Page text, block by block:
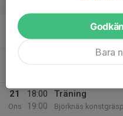
19
Mån
21
Ons
18:00
19:00
Träning
Björknäs
Bara